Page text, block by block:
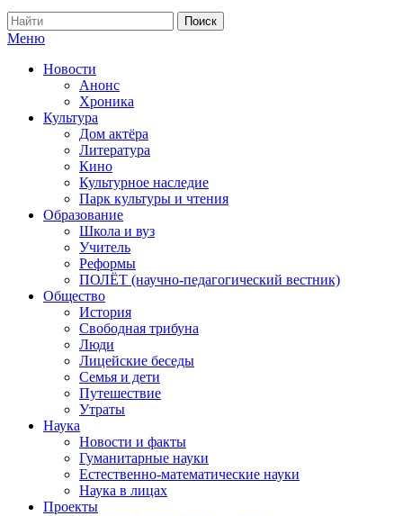
Меню
Новости
Анонс
Хроника
Культура
Дом актёра
Литература
Кино
Культурное наследие
Парк культуры и чтения
Образование
Школа и вуз
Учитель
Реформы
ПОЛЁТ (научно-педагогический вестник)
Общество
История
Свободная трибуна
Люди
Лицейские беседы
Семья и дети
Путешествие
Утраты
Наука
Новости и факты
Гуманитарные науки
Естественно-математические науки
Наука в лицах
Проекты